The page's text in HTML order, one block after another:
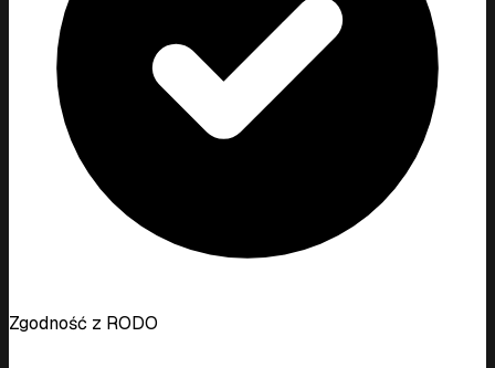
Zgodność z RODO